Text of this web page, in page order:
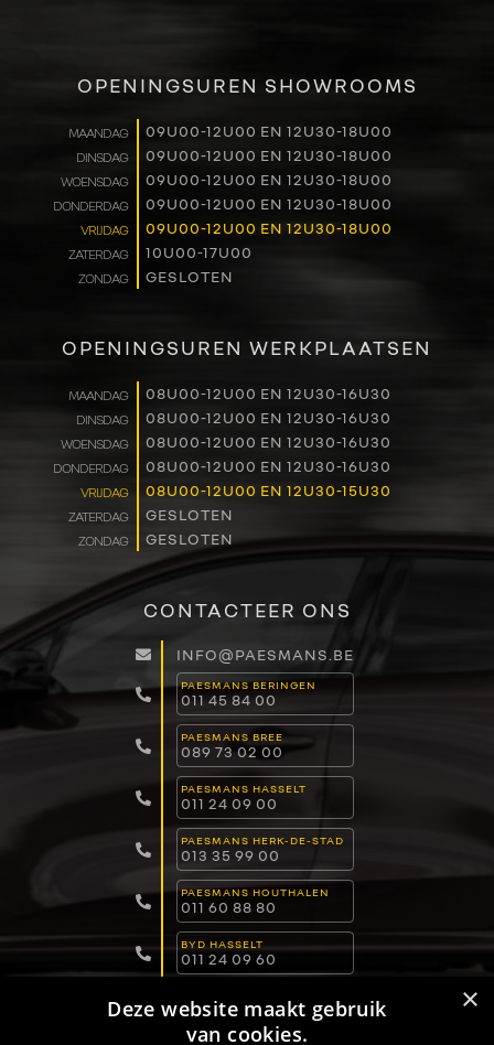
RENAULT PRO+
NAVERKOOP
VERHUUR
NIEUWS
OVER ONS
WERKEN BIJ
CONTACT
OPENINGSUREN SHOWROOMS
MAANDAG 09U00-12U00 EN 12U30-18U00
DINSDAG 09U00-12U00 EN 12U30-18U00
WOENSDAG 09U00-12U00 EN 12U30-18U00
DONDERDAG 09U00-12U00 EN 12U30-18U00
VRIJDAG 09U00-12U00 EN 12U30-18U00
ZATERDAG 10U00-17U00
ZONDAG GESLOTEN
OPENINGSUREN WERKPLAATSEN
MAANDAG 08U00-12U00 EN 12U30-16U30
DINSDAG 08U00-12U00 EN 12U30-16U30
WOENSDAG 08U00-12U00 EN 12U30-16U30
DONDERDAG 08U00-12U00 EN 12U30-16U30
VRIJDAG 08U00-12U00 EN 12U30-15U30
ZATERDAG GESLOTEN
ZONDAG GESLOTEN
CONTACTEER ONS
INFO@PAESMANS.BE
PAESMANS BERINGEN
011 45 84 00
PAESMANS BREE
089 73 02 00
PAESMANS HASSELT
011 24 09 00
PAESMANS HERK-DE-STAD
013 35 99 00
PAESMANS HOUTHALEN
011 60 88 80
BYD HASSELT
011 24 09 60
011 15 04 00 ×
Deze website maakt gebruik
van cookies.